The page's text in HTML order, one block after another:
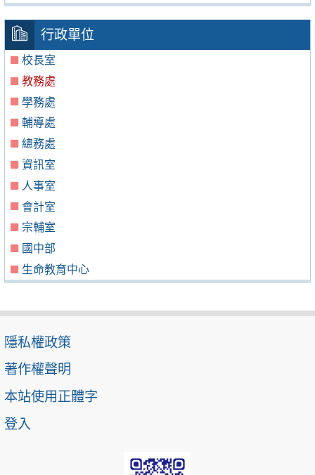
行政單位
校長室
教務處
學務處
輔導處
總務處
資訊室
人事室
會計室
宗輔室
國中部
生命教育中心
隱私權政策
著作權聲明
本站使用正體字
登入